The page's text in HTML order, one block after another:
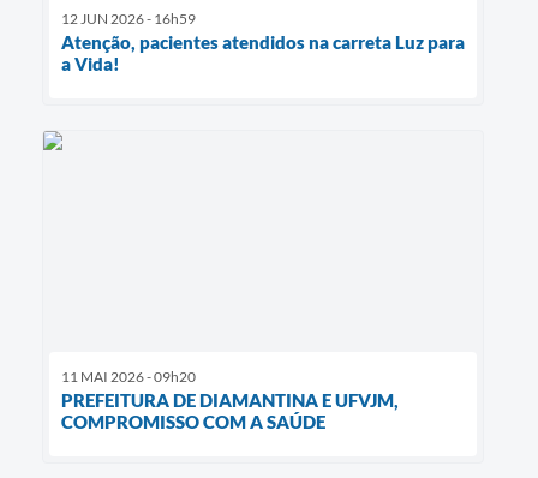
12 JUN 2026 - 16h59
Atenção, pacientes atendidos na carreta Luz para
a Vida!
11 MAI 2026 - 09h20
PREFEITURA DE DIAMANTINA E UFVJM,
COMPROMISSO COM A SAÚDE